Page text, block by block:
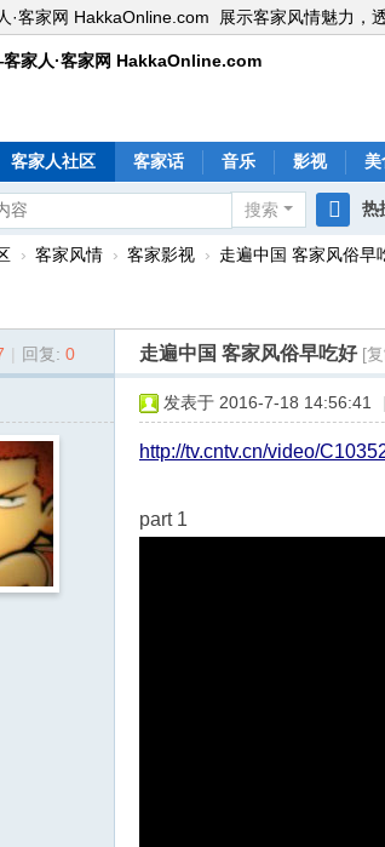
·客家网 HakkaOnline.com 展示客家风情魅力，
客家人社区 客家话 音乐 影视 美
搜索
搜
热
› 客家风情 › 客家影视 › 走遍中国 客家风俗早
| 回复: 0 走遍中国 客家风俗早吃好 [
发表于 2016-7-18 14:56:41 |
http://tv.cntv.cn/video/
part 1